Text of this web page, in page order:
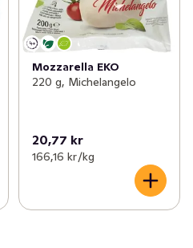
Mozzarella EKO
220 g, Michelangelo
20,77 kr
166,16 kr /kg